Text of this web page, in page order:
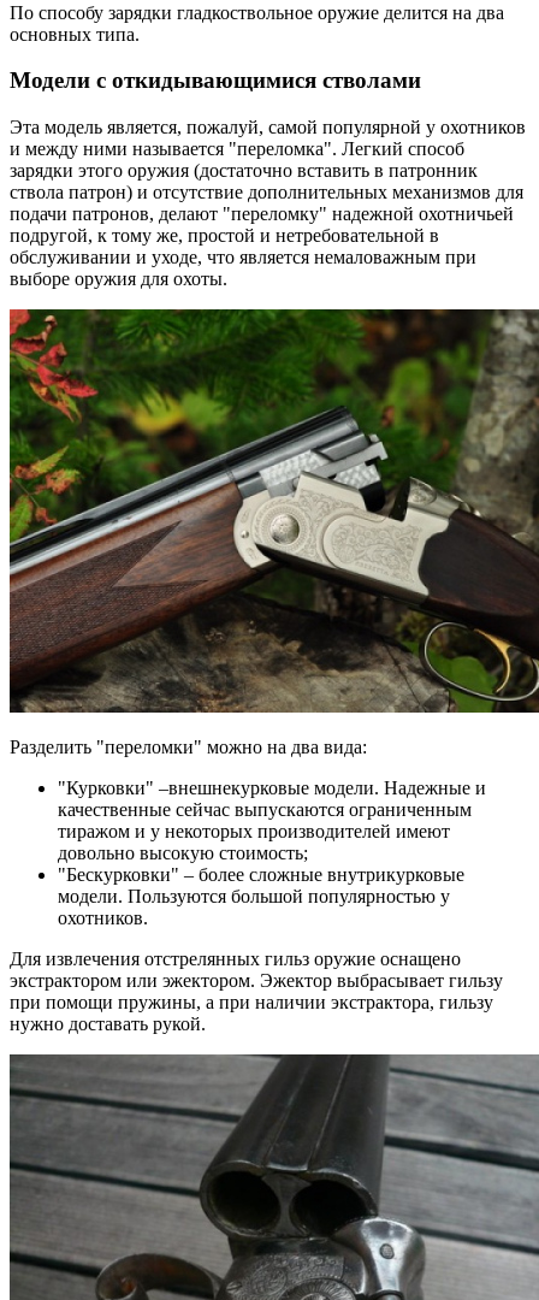
По способу зарядки гладкоствольное оружие делится на два
основных типа.
Модели с откидывающимися стволами
Эта модель является, пожалуй, самой популярной у охотников
и между ними называется "переломка". Легкий способ
зарядки этого оружия (достаточно вставить в патронник
ствола патрон) и отсутствие дополнительных механизмов для
подачи патронов, делают "переломку" надежной охотничьей
подругой, к тому же, простой и нетребовательной в
обслуживании и уходе, что является немаловажным при
выборе оружия для охоты.
Разделить "переломки" можно на два вида:
"Курковки" –внешнекурковые модели. Надежные и
качественные сейчас выпускаются ограниченным
тиражом и у некоторых производителей имеют
довольно высокую стоимость;
"Бескурковки" – более сложные внутрикурковые
модели. Пользуются большой популярностью у
охотников.
Для извлечения отстрелянных гильз оружие оснащено
экстрактором или эжектором. Эжектор выбрасывает гильзу
при помощи пружины, а при наличии экстрактора, гильзу
нужно доставать рукой.